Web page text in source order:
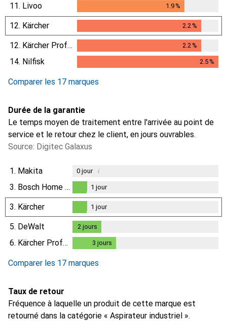
11. Livoo 1.9%
12. Kärcher 2.2 %
2.2%
12. Kärcher Professional 2.2 %
2.2%
14. Nilfisk 2.5%
Comparer les 17 marques
Durée de la garantie
Le temps moyen de traitement entre l'arrivée au point de
service et le retour chez le client, en jours ouvrables.
Source: Digitec Galaxus
1. Makita 0jour i
3. Bosch Home & Garden
1jour
1 jour
3. Kärcher
1jour
1 jour
5. DeWalt 2 jours
6. Kärcher Professional 3 jours
Comparer les 17 marques
Taux de retour
Fréquence à laquelle un produit de cette marque est
retourné dans la catégorie « Aspirateur industriel ».